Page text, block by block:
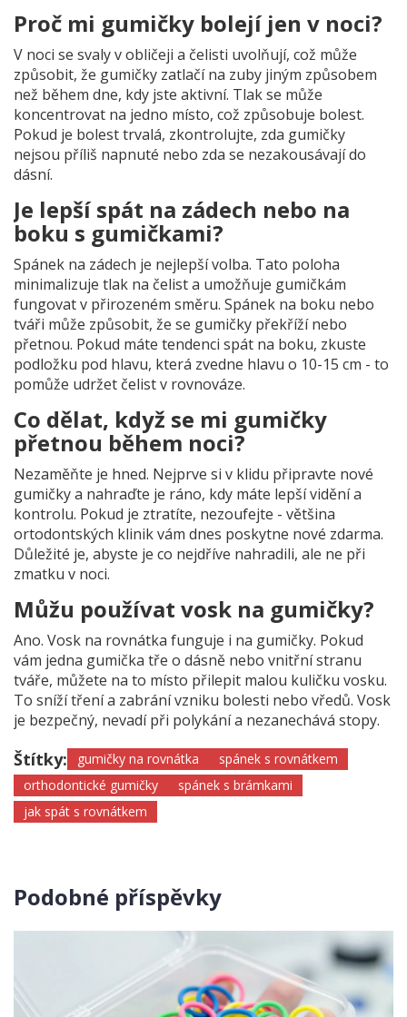
Proč mi gumičky bolejí jen v noci?
V noci se svaly v obličeji a čelisti uvolňují, což může
způsobit, že gumičky zatlačí na zuby jiným způsobem
než během dne, kdy jste aktivní. Tlak se může
koncentrovat na jedno místo, což způsobuje bolest.
Pokud je bolest trvalá, zkontrolujte, zda gumičky
nejsou příliš napnuté nebo zda se nezakousávají do
dásní.
Je lepší spát na zádech nebo na
boku s gumičkami?
Spánek na zádech je nejlepší volba. Tato poloha
minimalizuje tlak na čelist a umožňuje gumičkám
fungovat v přirozeném směru. Spánek na boku nebo
tváři může způsobit, že se gumičky překříží nebo
přetnou. Pokud máte tendenci spát na boku, zkuste
podložku pod hlavu, která zvedne hlavu o 10-15 cm - to
pomůže udržet čelist v rovnováze.
Co dělat, když se mi gumičky
přetnou během noci?
Nezaměňte je hned. Nejprve si v klidu připravte nové
gumičky a nahraďte je ráno, kdy máte lepší vidění a
kontrolu. Pokud je ztratíte, nezoufejte - většina
ortodontských klinik vám dnes poskytne nové zdarma.
Důležité je, abyste je co nejdříve nahradili, ale ne při
zmatku v noci.
Můžu používat vosk na gumičky?
Ano. Vosk na rovnátka funguje i na gumičky. Pokud
vám jedna gumička tře o dásně nebo vnitřní stranu
tváře, můžete na to místo přilepit malou kuličku vosku.
To sníží tření a zabrání vzniku bolesti nebo vředů. Vosk
je bezpečný, nevadí při polykání a nezanechává stopy.
Štítky: gumičky na rovnátka
spánek s rovnátkem
orthodontické gumičky
spánek s brámkami
jak spát s rovnátkem
Podobné příspěvky